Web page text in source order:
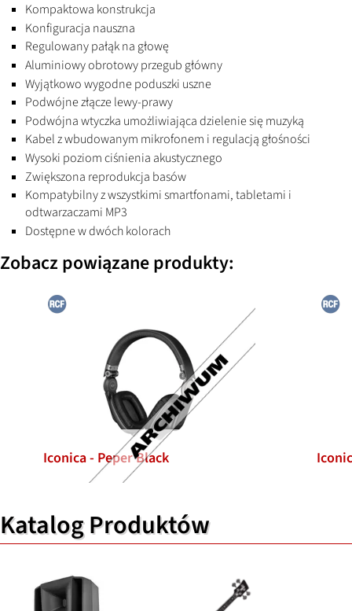
Kompaktowa konstrukcja
Konfiguracja nauszna
Regulowany pałąk na głowę
Aluminiowy obrotowy przegub główny
Wyjątkowo wygodne poduszki uszne
Podwójne złącze lewy-prawy
Podwójna wtyczka umożliwiająca dzielenie się muzyką
Kabel z wbudowanym mikrofonem i regulacją głośności
Wysoki poziom ciśnienia akustycznego
Zwiększona reprodukcja basów
Kompatybilny z wszystkimi smartfonami, tabletami i
odtwarzaczami MP3
Dostępne w dwóch kolorach
Zobacz powiązane produkty:
Iconica - Peper Black
Katalog Produktów